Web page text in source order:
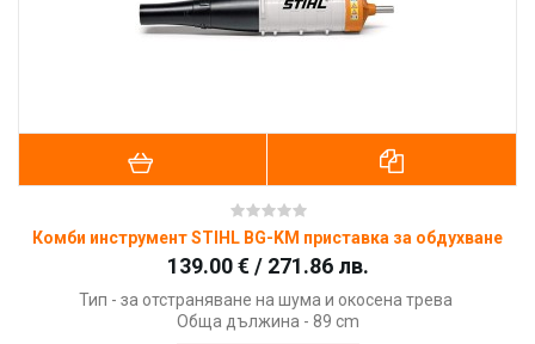
Комби инструмент STIHL BG-KM приставка за обдухване
139.00 € / 271.86 лв.
Тип - за отстраняване на шума и окосена трева
Обща дължина - 89 cm